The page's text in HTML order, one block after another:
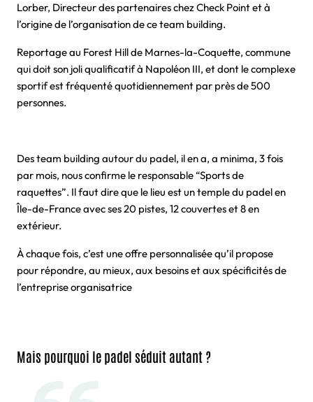
Lorber, Directeur des partenaires chez Check Point et à
l’origine de l’organisation de ce team building.
Reportage au Forest Hill de Marnes-la-Coquette, commune
qui doit son joli qualificatif à Napoléon III, et dont le complexe
sportif est fréquenté quotidiennement par près de 500
personnes.
Des team building autour du padel, il en a, a minima, 3 fois
par mois, nous confirme le responsable “Sports de
raquettes”. Il faut dire que le lieu est un temple du padel en
Île-de-France avec ses 20 pistes, 12 couvertes et 8 en
extérieur.
À chaque fois, c’est une offre personnalisée qu’il propose
pour répondre, au mieux, aux besoins et aux spécificités de
l’entreprise organisatrice
Mais pourquoi le padel séduit autant ?